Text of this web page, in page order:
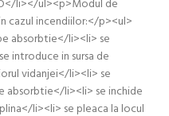
li></ul><p>Modul de
cazul incendiilor:</p><ul>
absorbtie</li><li> se
introduce in sursa de
vidanjei</li><li> se
absorbtie</li><li> se inchide
li><li> se pleaca la locul